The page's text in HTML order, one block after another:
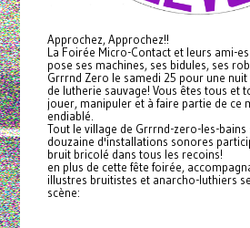
Approchez, Approchez!!
La Foirée Micro-Contact et leurs ami-
pose ses machines, ses bidules, ses
Grrrnd Zero le samedi 25 pour une
de lutherie sauvage! Vous êtes tous et
jouer, manipuler et à faire partie de ce
endiablé.
Tout le village de Grrrnd-zero-les-
douzaine d'installations sonores
bruit bricolé dans tous les recoins!
en plus de cette fête foirée,
illustres bruitistes et anarcho-luthiers
scène: